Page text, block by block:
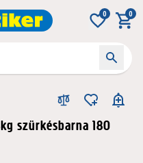
0 0
szürkésbarna 180